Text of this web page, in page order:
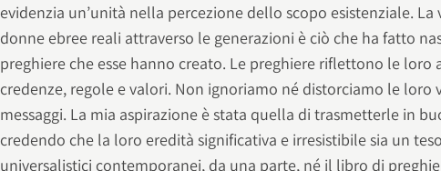
evidenzia un’unità nella percezione dello scopo esistenziale.
donne ebree reali attraverso le generazioni è ciò che ha fatto
preghiere che esse hanno creato. Le preghiere riflettono le loro
credenze, regole e valori. Non ignoriamo né distorciamo le loro
messaggi. La mia aspirazione è stata quella di trasmetterle in
credendo che la loro eredità significativa e irresistibile sia un
universalistici contemporanei, da una parte, né il libro di